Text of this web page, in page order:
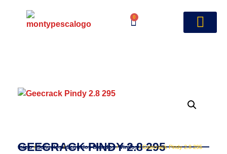
0
GEECRACK PINDY 2.8 295
Inicio/Señuelos/Señuelos Blandos/Vinilos/ Geecrack Pindy 2.8 295